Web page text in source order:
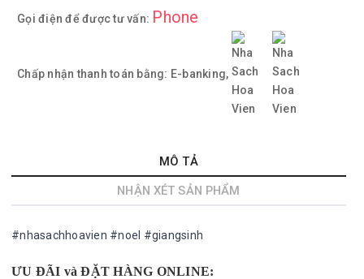
Gọi điện để được tư vấn: Phone
Chấp nhận thanh toán bằng: E-banking,
MÔ TẢ
NHẬN XÉT SẢN PHẨM
#nhasachhoavien #noel #giangsinh
ƯU ĐÃI và ĐẶT HÀNG ONLINE: